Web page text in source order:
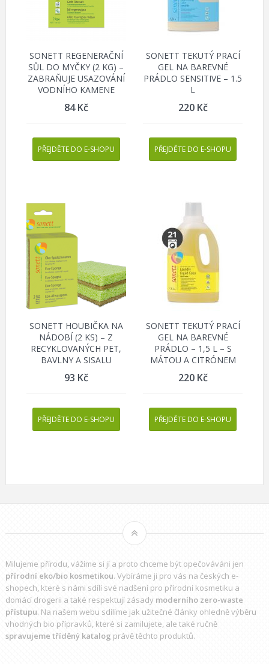
SONETT REGENERAČNÍ
SŮL DO MYČKY (2 KG) –
ZABRAŇUJE USAZOVÁNÍ
VODNÍHO KAMENE
84Kč
PŘEJDĚTE DO E-SHOPU
SONETT TEKUTÝ PRACÍ
GEL NA BAREVNÉ
PRÁDLO SENSITIVE – 1.5
L
220 Kč
PŘEJDĚTE DO E-SHOPU
SONETT HOUBIČKA NA
NÁDOBÍ (2 KS) – Z
RECYKLOVANÝCH PET,
BAVLNY A SISALU
93 Kč
PŘEJDĚTE DO E-SHOPU
SONETT TEKUTÝ PRACÍ
GEL NA BAREVNÉ
PRÁDLO – 1,5 L – S
MÁTOU A CITRÓNEM
220 Kč
PŘEJDĚTE DO E-SHOPU
Milujeme přírodu, vážíme si jí a proto chceme být opečováváni jen
přírodní eko/bio kosmetikou. Vybíráme ji pro vás na českých e-
shopech, které s námi sdílí své nadšení pro přírodní kosmetiku a
domácí drogerii a také respektují zásady moderního zero-waste
přístupu. Na našem webu sdílíme jak užitečné články ohledně výběru
vhodných bio přípravků, které si zamilujete, ale také ručně
spravujeme tříděný katalog právě těchto produktů.